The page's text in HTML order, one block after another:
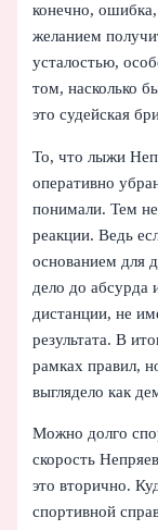
конечно, ошибка,
желанием
усталостью,
том, насколько
это судейская
То, что лыжи
оперативно
понимали. Тем
реакции. Ведь
основанием для
дело до абсурда
дистанции, не
результата. В
рамках правил,
выглядело как
Можно долго
скорость
это вторично.
спортивной